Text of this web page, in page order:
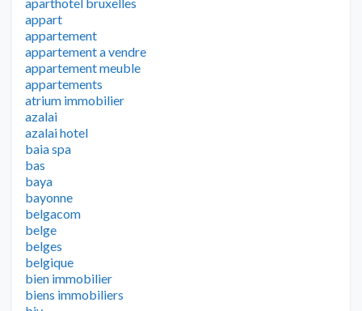
appart
appartement
appartement a vendre
appartement meuble
appartements
atrium immobilier
azalai
azalai hotel
baia spa
bas
baya
bayonne
belgacom
belge
belges
belgique
bien immobilier
biens immobiliers